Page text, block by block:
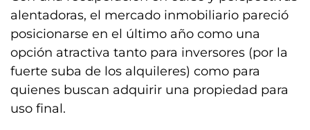
alentadoras, el mercado inmobiliario pareció
posicionarse en el último año como una
opción atractiva tanto para inversores (por la
fuerte suba de los alquileres) como para
quienes buscan adquirir una propiedad para
uso final.